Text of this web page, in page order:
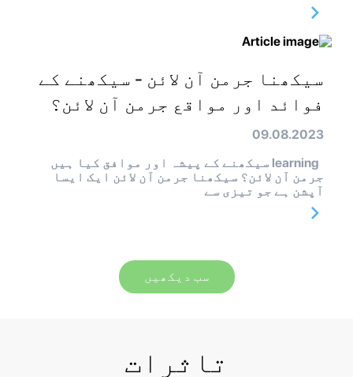
سیکھنا جرمن آن لائن - سیکھنے کے
فوائد اور مواقع جرمن آن لائن؟
09.08.2023
learning سیکھنے کے پیشہ اور موافق کیا ہیں
جرمن آن لائن؟ سیکھنا جرمن آن لائن ایک ایسا
آپشن ہے جو تیزی سے
سب دیکھیں
تاثرات